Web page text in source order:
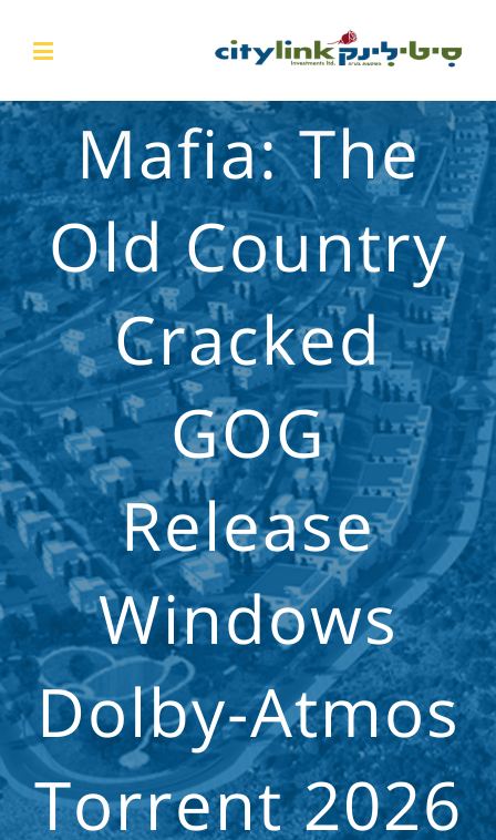
Mafia: The
Old Country
Cracked
GOG
Release
Windows
Dolby-Atmos
Torrent 2026